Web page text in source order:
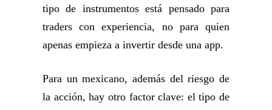
tipo de instrumentos está pensado para
traders con experiencia, no para quien
apenas empieza a invertir desde una app.
Para un mexicano, además del riesgo de
la acción, hay otro factor clave: el tipo de